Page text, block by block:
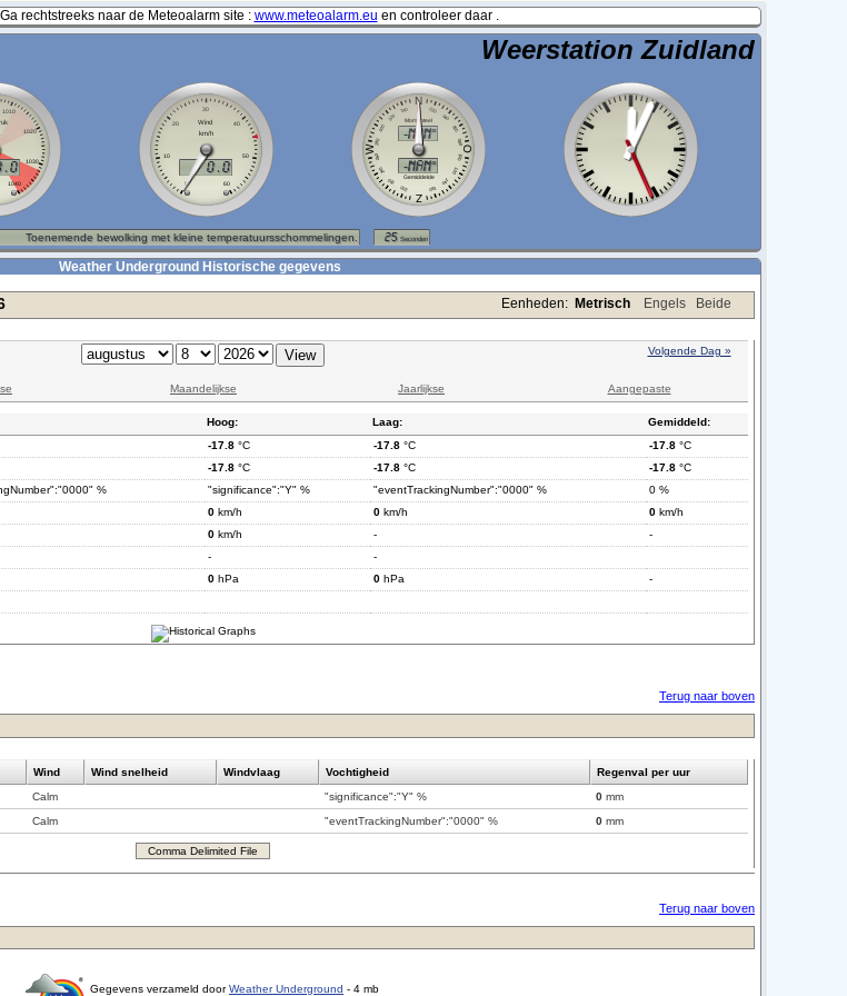
rechtstreeks naar de Meteoalarm site : www.meteoalarm.eu en controleer daar .
Weerstation Zuidland
Weather Underground Historische gegevens
Eenheden: Metrisch Engels Beide
Volgende Dag »
Maandelijkse Jaarlijkse Aangepaste
Hoog: Laag:
Gemiddeld:
-17.8 °C -17.8 °C -17.8 °C
-17.8 °C -17.8 °C -17.8 °C
% "significance":"Y" % "eventTrackingNumber":"0000" %
0 %
0 km/h 0 km/h 0 km/h
0 km/h -
-
-
-
0 hPa 0 hPa
-
Terug naar boven
Wind Wind snelheid Windvlaag Vochtigheid
Regenval per uur
Calm "significance":"Y" % 0 mm
Calm "eventTrackingNumber":"0000" % 0 mm
Comma Delimited File
Terug naar boven
Gegevens verzameld doorWeather Underground - 4 mb